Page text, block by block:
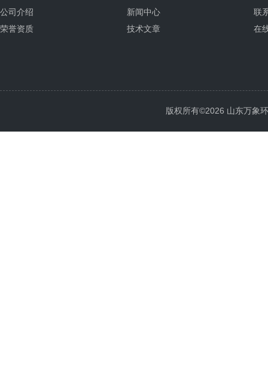
公司介绍
荣誉资质
新闻中心
技术文章
联
在
版权所有©2026 山东万象